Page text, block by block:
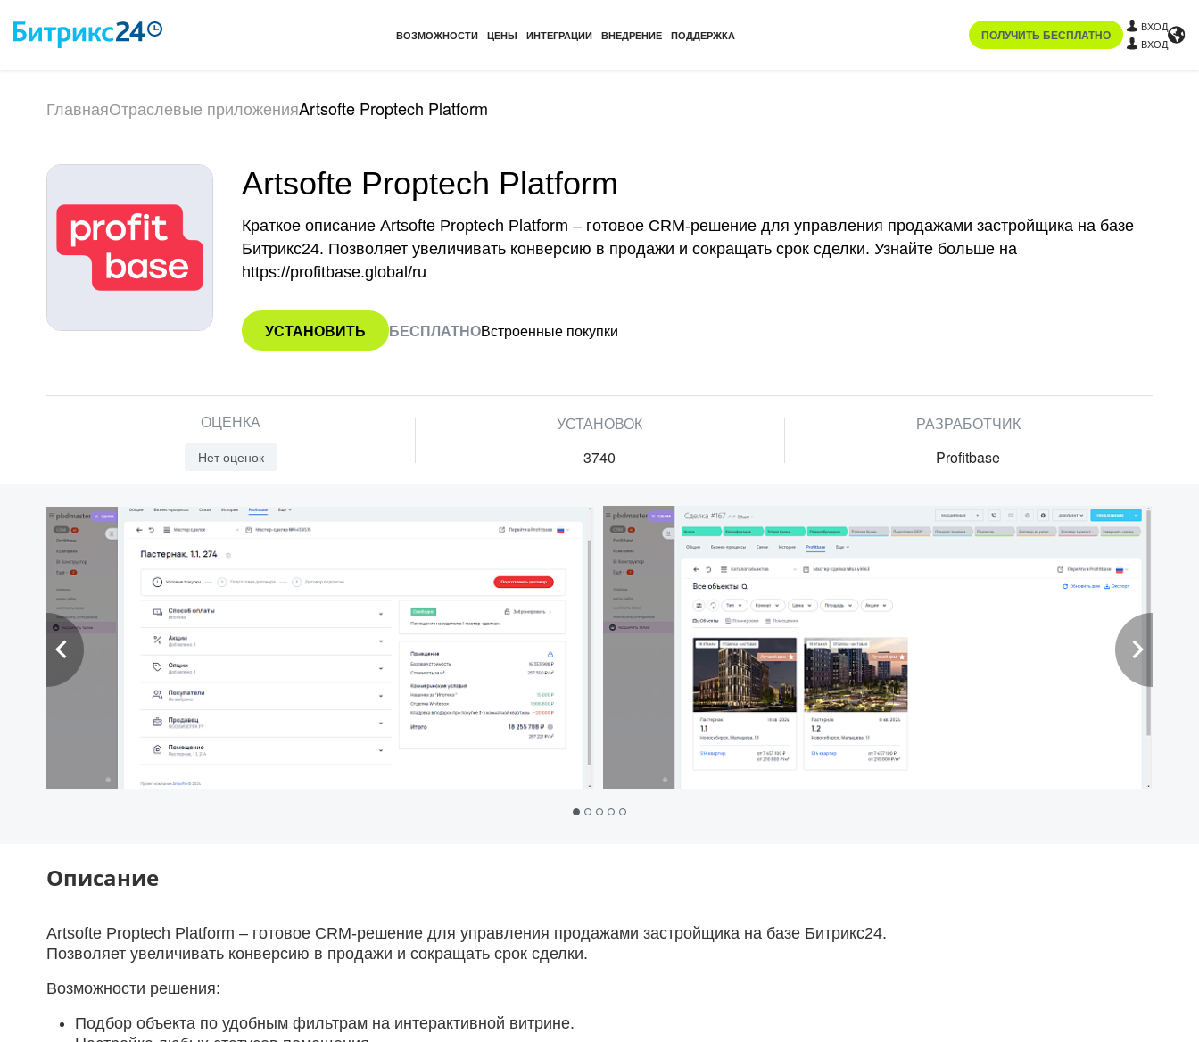
ВОЗМОЖНОСТИ ЦЕНЫ ИНТЕГРАЦИИ ВНЕДРЕНИЕ ПОДДЕРЖКА ПОЛУЧИТЬ БЕСПЛАТНО
ВХОД
ВХОД
ГлавнаяОтраслевые приложенияArtsofte Proptech Platform
Artsofte Proptech Platform
Краткое описание Artsofte Proptech Platform – готовое CRM-решение для управления продажами застройщика на базе
Битрикс24. Позволяет увеличивать конверсию в продажи и сокращать срок сделки. Узнайте больше на
https://profitbase.global/ru
УСТАНОВИТЬ БЕСПЛАТНОВстроенные покупки
ОЦЕНКА
Нет оценок
УСТАНОВОК
3740
РАЗРАБОТЧИК
Profitbase
Описание
Artsofte Proptech Platform – готовое CRM-решение для управления продажами застройщика на базе Битрикс24.
Позволяет увеличивать конверсию в продажи и сокращать срок сделки.
Возможности решения:
Подбор объекта по удобным фильтрам на интерактивной витрине.